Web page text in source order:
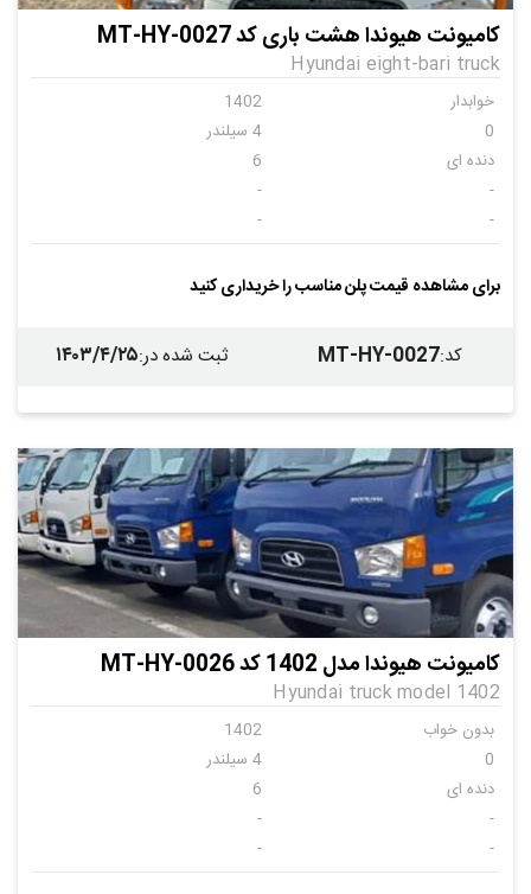
کامیونت هیوندا هشت باری کد MT-HY-0027
Hyundai eight-bari truck
خوابدار
1402
0
4 سیلندر
دنده ای
6
-
-
-
-
برای مشاهده قیمت پلن مناسب را خریداری کنید
کد:
MT-HY-0027 ثبت شده در:۱۴۰۳/۴/۲۵
کامیونت هیوندا مدل 1402 کد MT-HY-0026
Hyundai truck model 1402
بدون خواب
1402
0
4 سیلندر
دنده ای
6
-
-
-
-